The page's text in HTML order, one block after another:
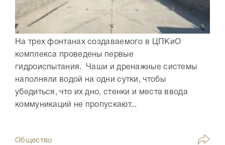
На трех фонтанах создаваемого в ЦПКиО
комплекса проведены первые
гидроиспытания. Чаши и дренажные системы
наполняли водой на одни сутки, чтобы
убедиться, что их дно, стенки и места ввода
коммуникаций не пропускают...
Общество